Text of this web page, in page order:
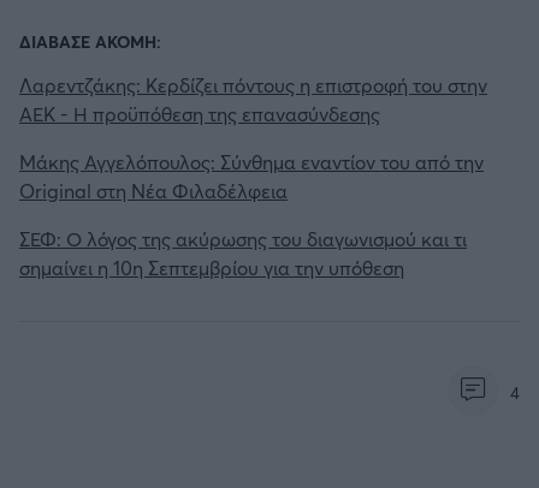
ΔΙΑΒΑΣΕ ΑΚΟΜΗ:
Λαρεντζάκης: Κερδίζει πόντους η επιστροφή του στην
ΑΕΚ - Η προϋπόθεση της επανασύνδεσης
Μάκης Αγγελόπουλος: Σύνθημα εναντίον του από την
Original στη Νέα Φιλαδέλφεια
ΣΕΦ: Ο λόγος της ακύρωσης του διαγωνισμού και τι
σημαίνει η 10η Σεπτεμβρίου για την υπόθεση
4